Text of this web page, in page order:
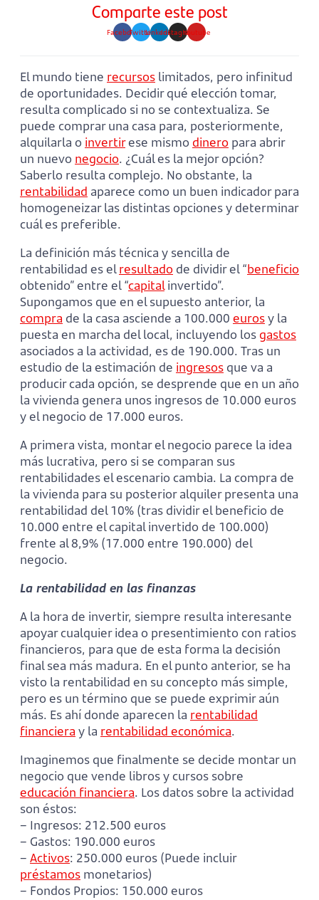
Comparte este post
FacebookTwitterLinkedinInstagramYoutube
El mundo tiene recursos limitados, pero infinitud
de oportunidades. Decidir qué elección tomar,
resulta complicado si no se contextualiza. Se
puede comprar una casa para, posteriormente,
alquilarla o invertirese mismo dinero para abrir
un nuevo negocio. ¿Cuál es la mejor opción?
Saberlo resulta complejo. No obstante, la
rentabilidad aparece como un buen indicador para
homogeneizar las distintas opciones y determinar
cuál es preferible.
La definición más técnica y sencilla de
rentabilidad es elresultado de dividir el “beneficio
obtenido” entre el “capitalinvertido”.
Supongamos que en el supuesto anterior, la
compra de la casa asciende a 100.000 eurosy la
puesta en marcha del local, incluyendo los gastos
asociados a la actividad, es de 190.000. Tras un
estudio de la estimación de ingresos que va a
producir cada opción, se desprende que en un año
la vivienda genera unos ingresos de 10.000 euros
y el negocio de 17.000 euros.
A primera vista, montar el negocio parece la idea
más lucrativa, pero si se comparan sus
rentabilidades el escenario cambia. La compra de
la vivienda para su posterior alquiler presenta una
rentabilidad del 10% (tras dividir el beneficio de
10.000 entre el capital invertido de 100.000)
frente al 8,9% (17.000 entre 190.000) del
negocio.
La rentabilidad en las finanzas
A la hora de invertir, siempre resulta interesante
apoyar cualquier idea o presentimiento con ratios
financieros, para que de esta forma la decisión
final sea más madura. En el punto anterior, se ha
visto la rentabilidad en su concepto más simple,
pero es un término que se puede exprimir aún
más. Es ahí donde aparecen la rentabilidad
financiera y la rentabilidad económica.
Imaginemos que finalmente se decide montar un
negocio que vende libros y cursos sobre
educación financiera. Los datos sobre la actividad
son éstos:
– Ingresos: 212.500 euros
– Gastos: 190.000 euros
– Activos: 250.000 euros (Puede incluir
préstamos monetarios)
– Fondos Propios: 150.000 euros